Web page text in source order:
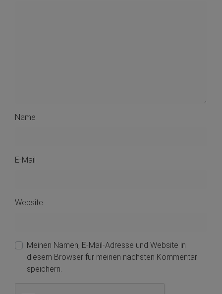
Name
E-Mail
Website
Meinen Namen, E-Mail-Adresse und Website in
diesem Browser für meinen nächsten Kommentar
speichern.